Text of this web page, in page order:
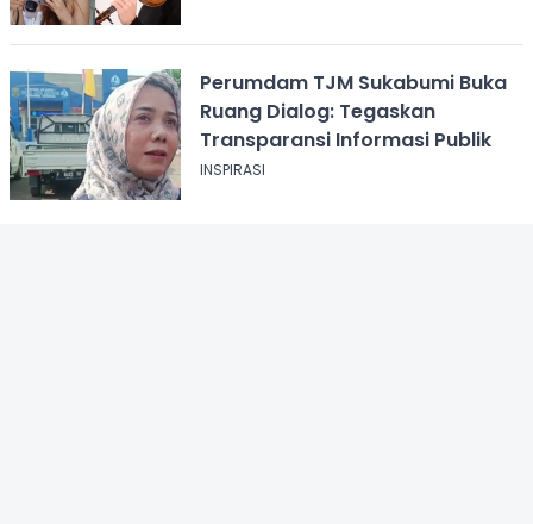
Perumdam TJM Sukabumi Buka
Ruang Dialog: Tegaskan
Transparansi Informasi Publik
INSPIRASI